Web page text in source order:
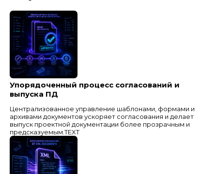
Упорядоченный процесс согласований и
выпуска ПД
Централизованное управление шаблонами, формами и
архивами документов ускоряет согласования и делает
выпуск проектной документации более прозрачным и
предсказуемым.TEXT